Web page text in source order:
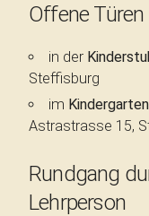
Offene Türen
in der
Steffisburg
im
Astrastrasse 15,
Rundgang
Lehrperson